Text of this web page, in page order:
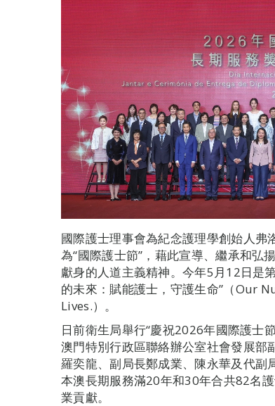
國際護士理事會為紀念護理學創始人弗
為“國際護士節”，藉此宣導、繼承和弘
獻身的人道主義精神。今年5月12日是
的未來：賦能護士，守護生命”（Our
Lives.）。
日前衛生局舉行“慶祝2026年國際護士
澳門特別行政區聯絡辦公室社會發展部
羅奕龍、副局長鄭成業、陳永華及代副
本澳長期服務滿20年和30年合共82名
業貢獻。